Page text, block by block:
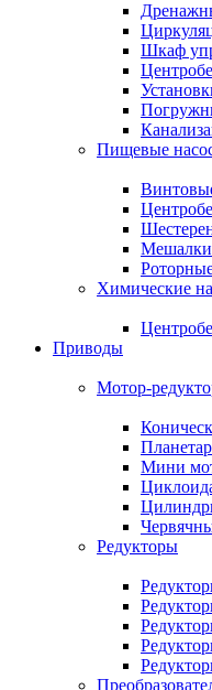
Шкаф
Пищевые
Мешалки
Химические
Приводы
Мотор-
Мини
Редукторы